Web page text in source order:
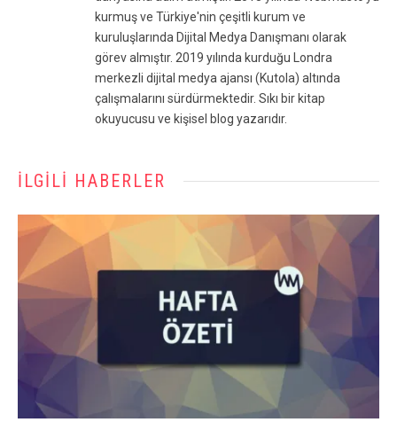
kurmuş ve Türkiye'nin çeşitli kurum ve
kuruluşlarında Dijital Medya Danışmanı olarak
görev almıştır. 2019 yılında kurduğu Londra
merkezli dijital medya ajansı (Kutola) altında
çalışmalarını sürdürmektedir. Sıkı bir kitap
okuyucusu ve kişisel blog yazarıdır.
İLGILI HABERLER